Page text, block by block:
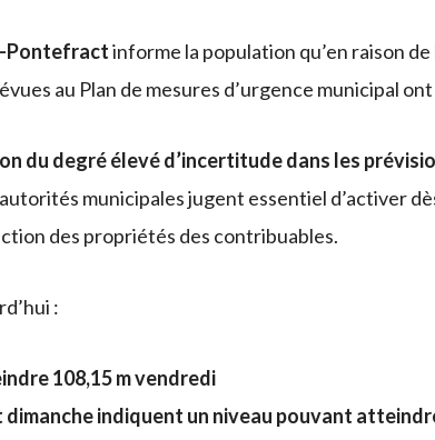
Pontefractinforme la population qu’en raison de
au Plan de mesures d’urgence municipal
du degré élevé d’incertitude dans les
municipales jugent essentiel d’activer
des propriétés des contribuables.
:
108,15 m vendredi
dimanche indiquent un niveau pouvant